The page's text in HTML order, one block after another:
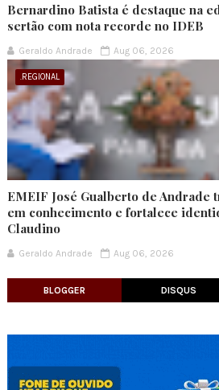
Bernardino Batista é destaque na
sertão com nota recorde no IDEB
Geraldo Andrade Aug 06, 2026
.REGIONAL
EMEIF José Gualberto de Andrade
em conhecimento e fortalece
Claudino
Geraldo Andrade Aug 06, 2026
BLOGGER DISQUS